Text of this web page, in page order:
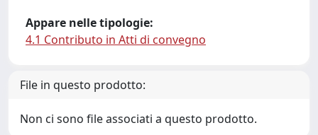
Appare nelle tipologie:
4.1 Contributo in Atti di convegno
File in questo prodotto:
Non ci sono file associati a questo prodotto.